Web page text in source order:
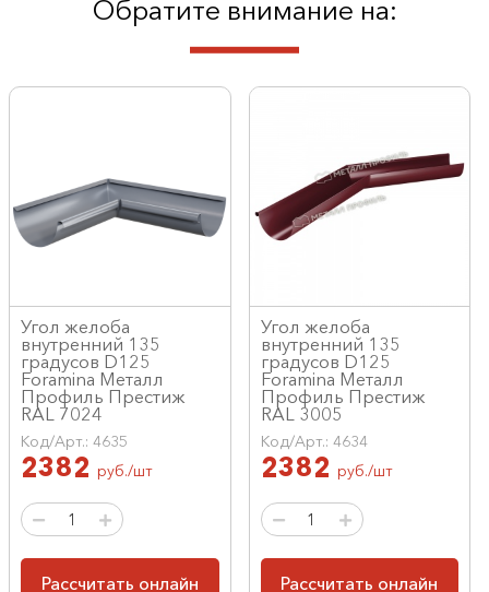
Обратите внимание на:
Угол желоба
внутренний 135
градусов D125
Foramina Металл
Профиль Престиж
RAL 7024
Код/Арт.: 4635
2382 руб./шт
Рассчитать онлайн
Угол желоба
внутренний 135
градусов D125
Foramina Металл
Профиль Престиж
RAL 3005
Код/Арт.: 4634
2382 руб./шт
Рассчитать онлайн